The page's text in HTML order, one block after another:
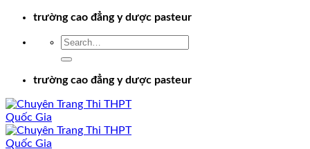
Chuyểntrường cao đẳng y dược pasteur
trường cao đẳng y dược pasteur